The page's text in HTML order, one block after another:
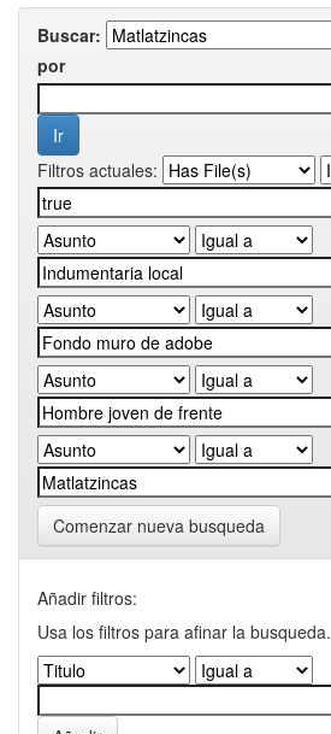
Buscar:
por
Filtros actuales:
Comenzar nueva busqueda
Añadir filtros:
Usa los filtros para afinar la busqueda.